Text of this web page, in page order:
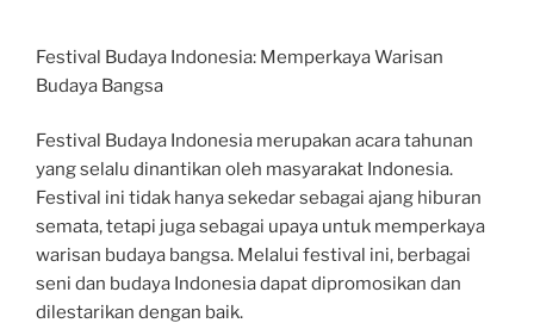
Festival Budaya Indonesia: Memperkaya Warisan
Budaya Bangsa
Festival Budaya Indonesia merupakan acara tahunan
yang selalu dinantikan oleh masyarakat Indonesia.
Festival ini tidak hanya sekedar sebagai ajang hiburan
semata, tetapi juga sebagai upaya untuk memperkaya
warisan budaya bangsa. Melalui festival ini, berbagai
seni dan budaya Indonesia dapat dipromosikan dan
dilestarikan dengan baik.